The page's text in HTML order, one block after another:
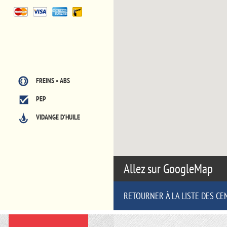
FREINS • ABS
PEP
VIDANGE D'HUILE
Allez sur GoogleMap
RETOURNER À LA LISTE DES